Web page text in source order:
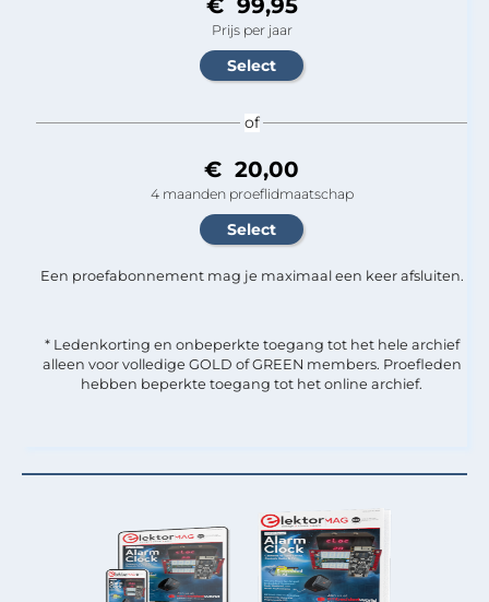
€ 99,95
Prijs per jaar
of
€ 20,00
4 maanden proeflidmaatschap
Een proefabonnement mag je maximaal een keer afsluiten.
* Ledenkorting en onbeperkte toegang tot het hele archief
alleen voor volledige GOLD of GREEN members. Proefleden
hebben beperkte toegang tot het online archief.